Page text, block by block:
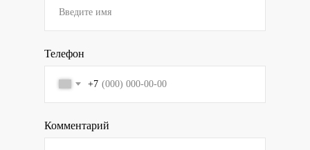
Телефон
+7
Комментарий